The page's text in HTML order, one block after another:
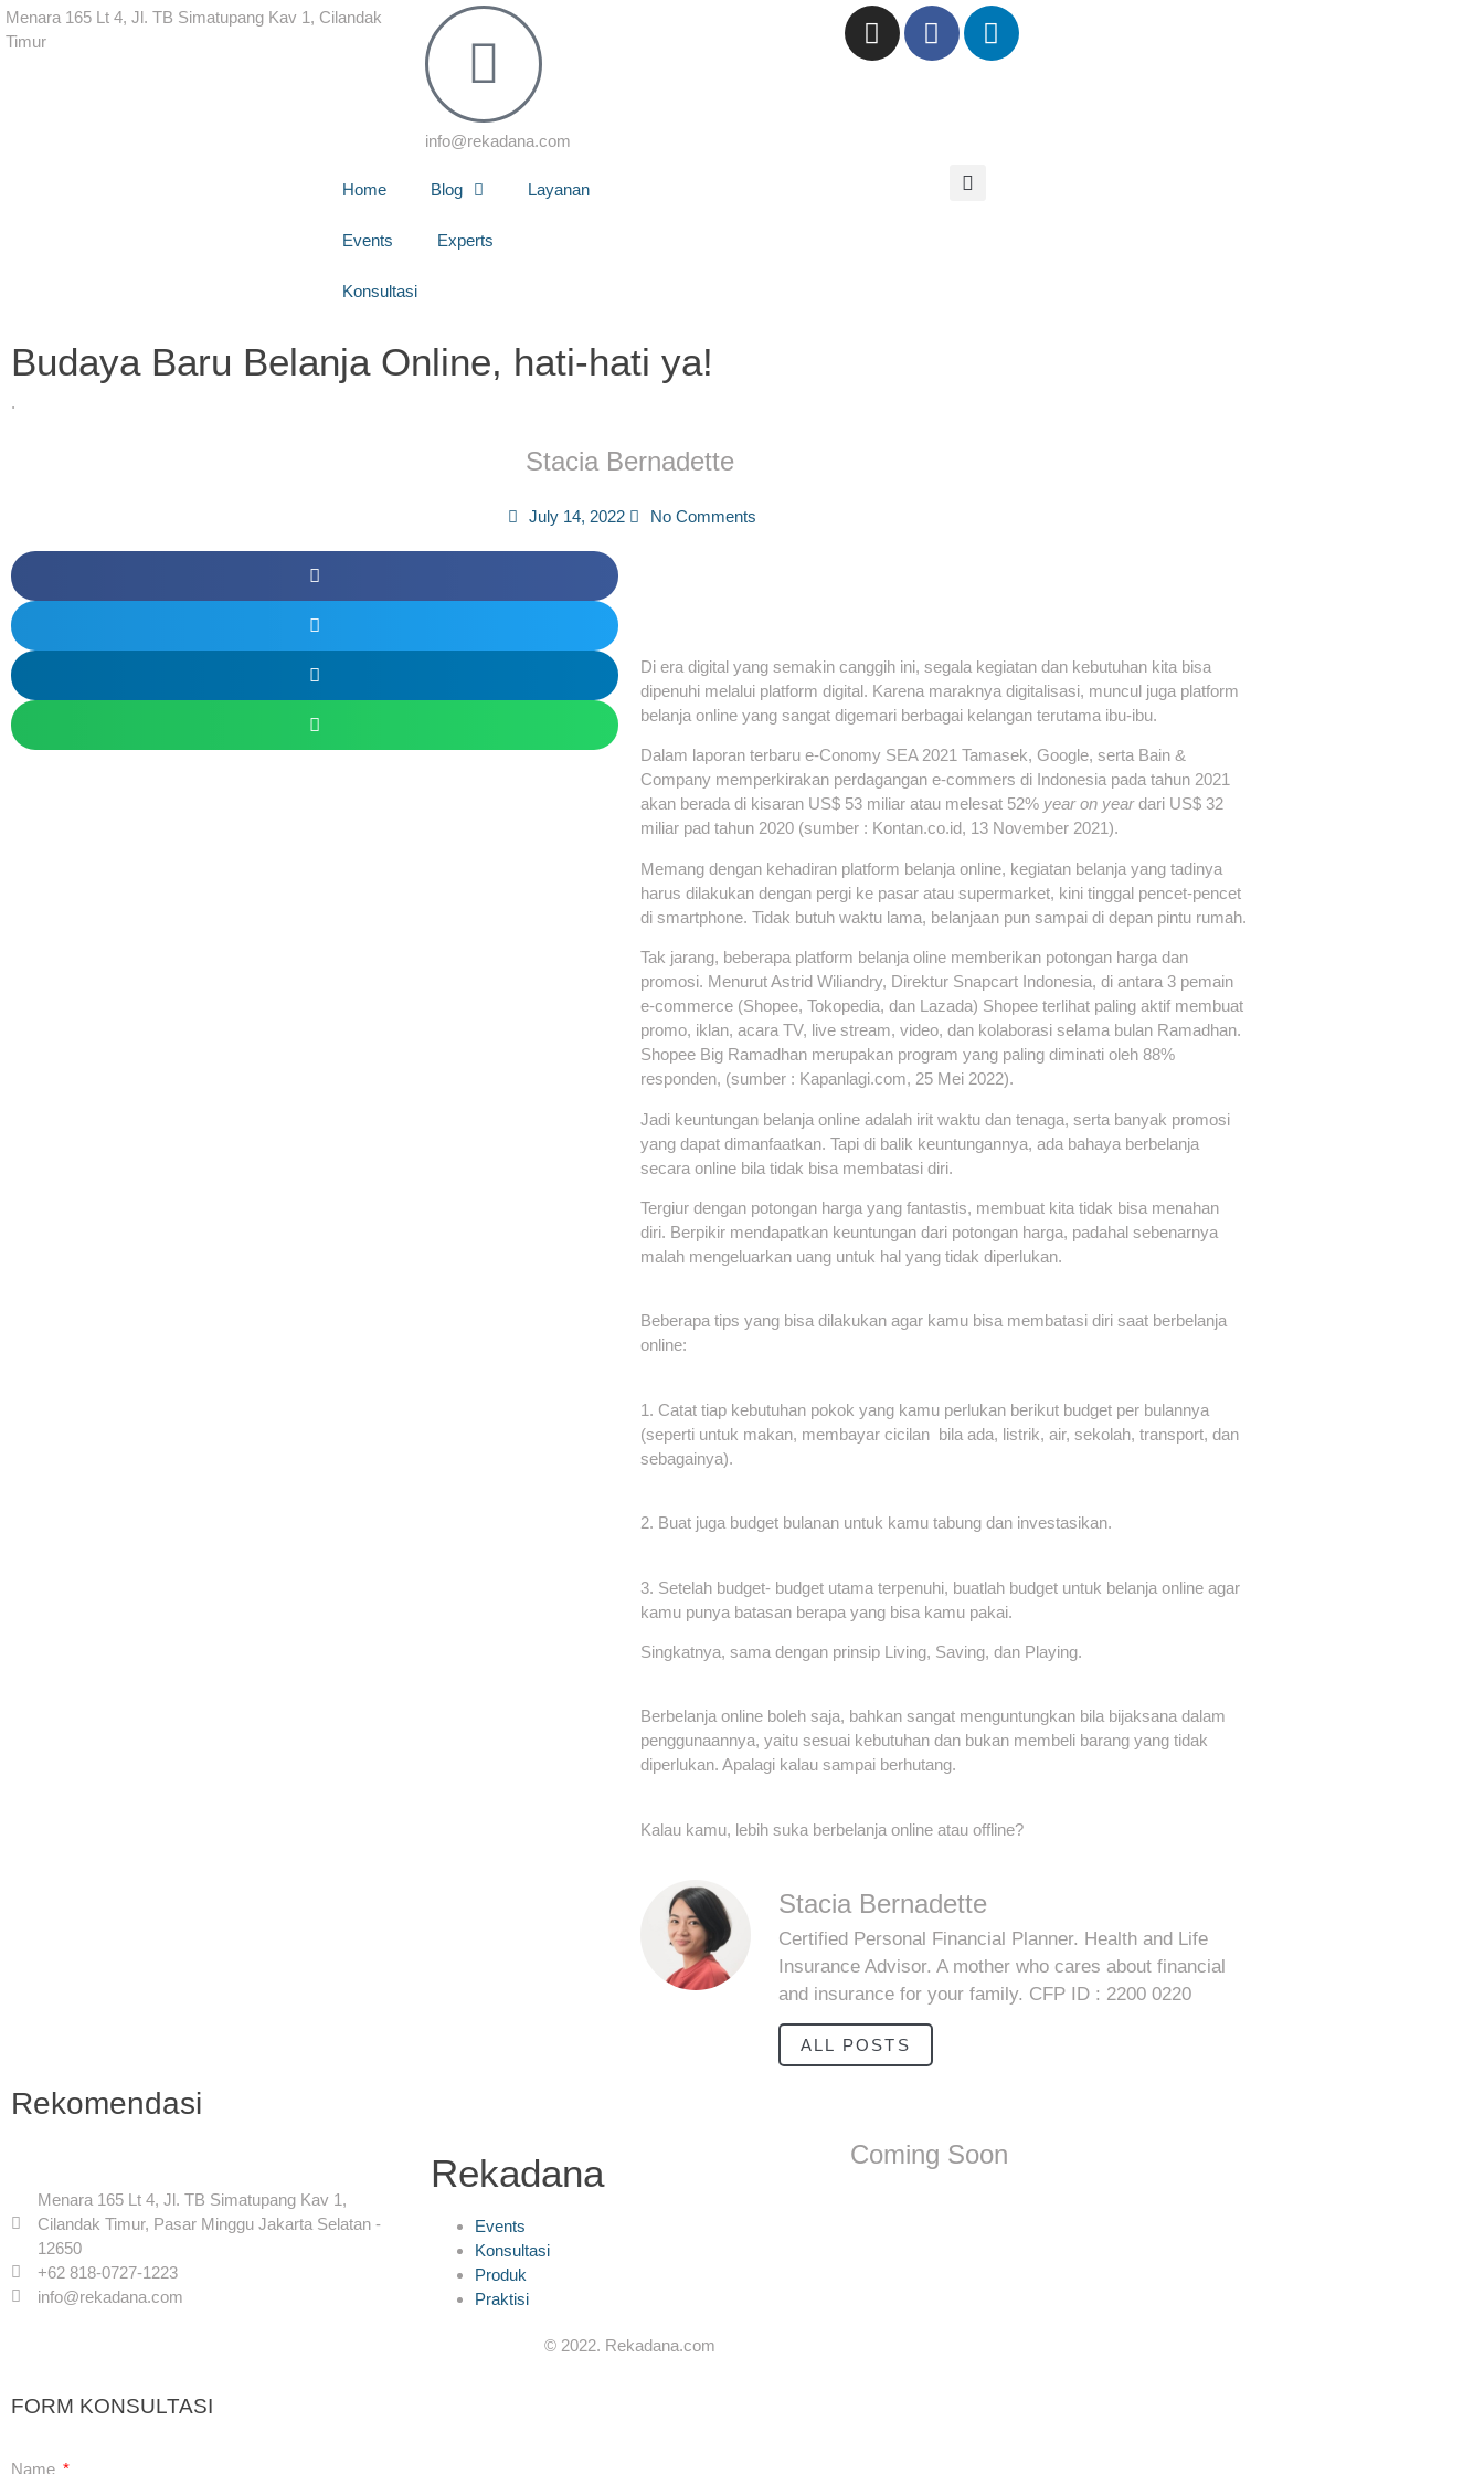
Menara 165 Lt 4, Jl. TB Simatupang Kav 1, Cilandak
Timur
info@rekadana.com
Home Blog Layanan
Events Experts
Konsultasi
Budaya Baru Belanja Online, hati-hati ya!
.
Stacia Bernadette
July 14, 2022 No Comments
Di era digital yang semakin canggih ini, segala kegiatan dan kebutuhan kita bisa
dipenuhi melalui platform digital. Karena maraknya digitalisasi, muncul juga platform
belanja online yang sangat digemari berbagai kelangan terutama ibu-ibu.
Dalam laporan terbaru e-Conomy SEA 2021 Tamasek, Google, serta Bain &
Company memperkirakan perdagangan e-commers di Indonesia pada tahun 2021
akan berada di kisaran US$ 53 miliar atau melesat 52% year on yeardari US$ 32
miliar pad tahun 2020 (sumber : Kontan.co.id, 13 November 2021).
Memang dengan kehadiran platform belanja online, kegiatan belanja yang tadinya
harus dilakukan dengan pergi ke pasar atau supermarket, kini tinggal pencet-pencet
di smartphone. Tidak butuh waktu lama, belanjaan pun sampai di depan pintu rumah.
Tak jarang, beberapa platform belanja oline memberikan potongan harga dan
promosi. Menurut Astrid Wiliandry, Direktur Snapcart Indonesia, di antara 3 pemain
e-commerce (Shopee, Tokopedia, dan Lazada) Shopee terlihat paling aktif membuat
promo, iklan, acara TV, live stream, video, dan kolaborasi selama bulan Ramadhan.
Shopee Big Ramadhan merupakan program yang paling diminati oleh 88%
responden, (sumber : Kapanlagi.com, 25 Mei 2022).
Jadi keuntungan belanja online adalah irit waktu dan tenaga, serta banyak promosi
yang dapat dimanfaatkan. Tapi di balik keuntungannya, ada bahaya berbelanja
secara online bila tidak bisa membatasi diri.
Tergiur dengan potongan harga yang fantastis, membuat kita tidak bisa menahan
diri. Berpikir mendapatkan keuntungan dari potongan harga, padahal sebenarnya
malah mengeluarkan uang untuk hal yang tidak diperlukan.
Beberapa tips yang bisa dilakukan agar kamu bisa membatasi diri saat berbelanja
online:
1. Catat tiap kebutuhan pokok yang kamu perlukan berikut budget per bulannya
(seperti untuk makan, membayar cicilan bila ada, listrik, air, sekolah, transport, dan
sebagainya).
2. Buat juga budget bulanan untuk kamu tabung dan investasikan.
3. Setelah budget- budget utama terpenuhi, buatlah budget untuk belanja online agar
kamu punya batasan berapa yang bisa kamu pakai.
Singkatnya, sama dengan prinsip Living, Saving, dan Playing.
Berbelanja online boleh saja, bahkan sangat menguntungkan bila bijaksana dalam
penggunaannya, yaitu sesuai kebutuhan dan bukan membeli barang yang tidak
diperlukan. Apalagi kalau sampai berhutang.
Kalau kamu, lebih suka berbelanja online atau offline?
Stacia Bernadette
Certified Personal Financial Planner. Health and Life
Insurance Advisor. A mother who cares about financial
and insurance for your family. CFP ID : 2200 0220
ALL POSTS
Rekomendasi
Menara 165 Lt 4, Jl. TB Simatupang Kav 1,
Cilandak Timur, Pasar Minggu Jakarta Selatan -
12650
+62 818-0727-1223
info@rekadana.com
Rekadana
Events
Konsultasi
Produk
Praktisi
Coming Soon
© 2022. Rekadana.com
FORM KONSULTASI
Name